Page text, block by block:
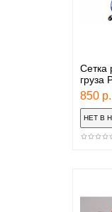
Сетка
груза
850 р.